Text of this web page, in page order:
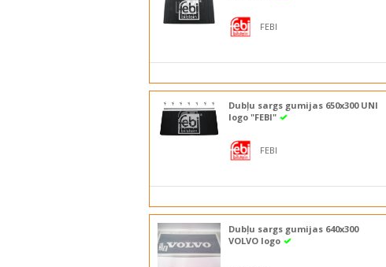
FEBI
Dubļu sargs gumijas 650x300 UNI
logo "FEBI"
FEBI
Dubļu sargs gumijas 640x300
VOLVO logo